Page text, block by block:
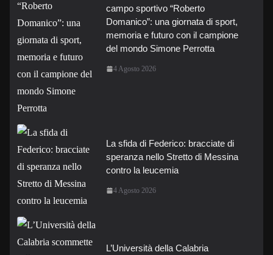
campo sportivo “Roberto
Domanico”: una giornata di sport,
memoria e futuro con il campione
del mondo Simone Perrotta
4 Agosto 2026
La sfida di Federico: bracciate di
speranza nello Stretto di Messina
contro la leucemia
4 Agosto 2026
L’Università della Calabria